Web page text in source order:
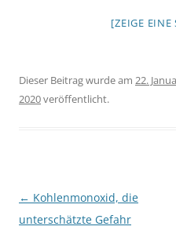
[ZEIGE
Dieser Beitrag wurde am 22.
2020veröffentlicht.
Beitragsnavigation
← Kohlenmonoxid, die
unterschätzte Gefahr